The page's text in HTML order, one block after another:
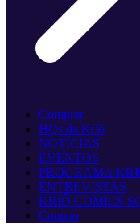
Comprar
HQs da Kriô
NOTÍCIAS
EVENTOS
PROGRAMA
ENTREVISTAS
KRIÔ COMICS
Contato